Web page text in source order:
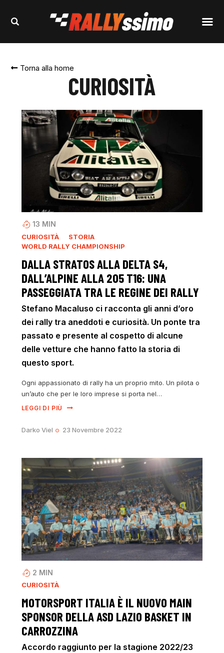
Torna alla home
CURIOSITÀ
13 MIN
CURIOSITÀ
STORIA
WORLD RALLY CHAMPIONSHIP
DALLA STRATOS ALLA DELTA S4,
DALL’ALPINE ALLA 205 T16: UNA
PASSEGGIATA TRA LE REGINE DEI RALLY
Stefano Macaluso ci racconta gli anni d’oro
dei rally tra aneddoti e curiosità. Un ponte tra
passato e presente al cospetto di alcune
delle vetture che hanno fatto la storia di
questo sport.
Ogni appassionato di rally ha un proprio mito. Un pilota o
un’auto che per le loro imprese si porta nel…
LEGGI DI PIÙ
Darko Viel 23 Novembre 2022
2 MIN
CURIOSITÀ
MOTORSPORT ITALIA È IL NUOVO MAIN
SPONSOR DELLA ASD LAZIO BASKET IN
CARROZZINA
Accordo raggiunto per la stagione 2022/23